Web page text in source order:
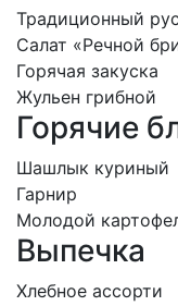
Традиционный
Салат «Речной
Горячая закуска
Жульен грибной
Горячие
Шашлык куриный
Гарнир
Молодой
Выпечка
Хлебное ассорти